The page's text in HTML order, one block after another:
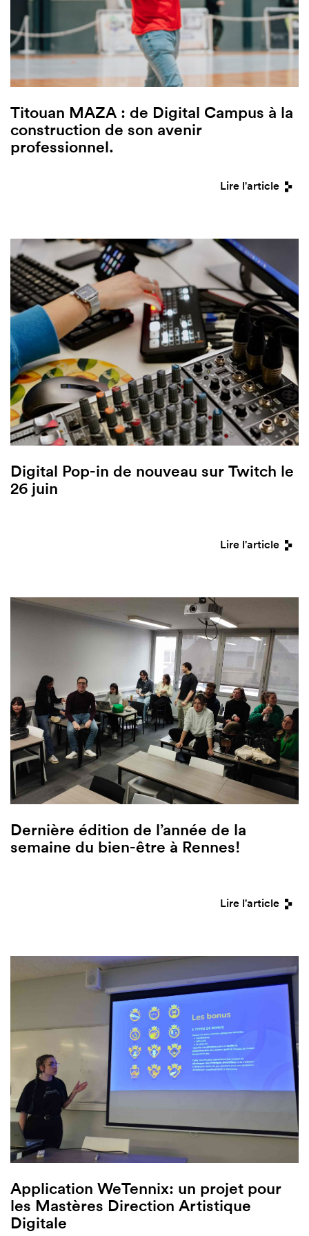
Titouan MAZA : de Digital Campus à la
construction de son avenir
professionnel.
Lire l'article
Digital Pop-in de nouveau sur Twitch le
26 juin
Lire l'article
Dernière édition de l’année de la
semaine du bien-être à Rennes!
Lire l'article
Application WeTennix: un projet pour
les Mastères Direction Artistique
Digitale